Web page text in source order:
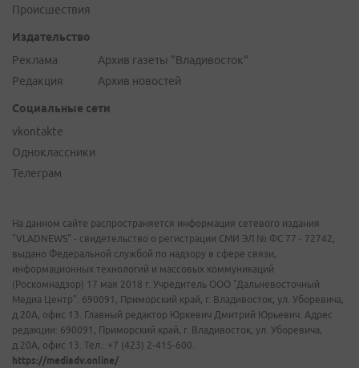
Происшествия
Издательство
Реклама
Редакция
Архив газеты "Владивосток"
Архив новостей
Социальные сети
vkontakte
Одноклассники
Телеграм
На данном сайте распространяется информация сетевого издания
"VLADNEWS" - свидетельство о регистрации СМИ ЭЛ № ФС 77 - 72742,
выдано Федеральной службой по надзору в сфере связи,
информационных технологий и массовых коммуникаций
(Роскомнадзор) 17 мая 2018 г. Учредитель ООО "Дальневосточный
Медиа Центр". 690091, Приморский край, г. Владивосток, ул. Уборевича,
д.20А, офис 13. Главный редактор Юркевич Дмитрий Юрьевич. Адрес
редакции: 690091, Приморский край, г. Владивосток, ул. Уборевича,
д.20А, офис 13. Тел.: +7 (423) 2-415-600.
https://mediadv.online/